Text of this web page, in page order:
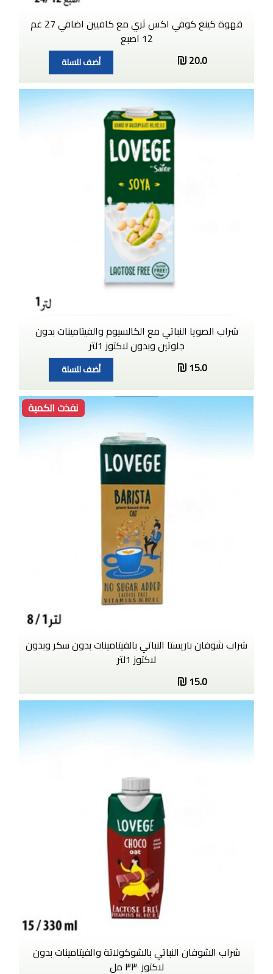
قهوة كينغ كوفي اكس ثري مع كافيين اضافي 27 غم
12 اصبع
20.0
أضف للسلة
شراب الصويا النباتي مع الكالسيوم والفيتامينات بدون
جلوتين وبدون لاكتوز 1لتر
15.0
أضف للسلة
نفذت الكمية
شراب شوفان باريستا النباتي بالفيتامينات بدون سكر وبدون
لاكتوز 1لتر
15.0
شراب الشوفان النباتي بالشوكولاتة والفيتامينات بدون
لاكتوز ٣٣٠ مل